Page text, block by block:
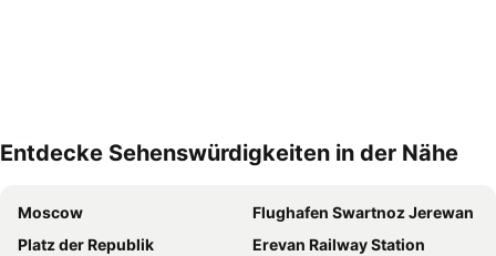
Entdecke Sehenswürdigkeiten in der Nähe
Moscow
Flughafen Swartnoz Jerewan
Platz der Republik
Erevan Railway Station